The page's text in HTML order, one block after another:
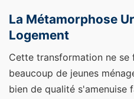
La Métamorphose
Logement
Cette transformation ne se
beaucoup de jeunes
bien de qualité s'amenuise